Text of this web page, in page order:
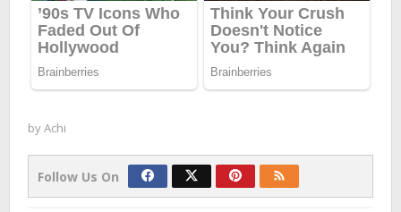
byAchi
Follow Us On